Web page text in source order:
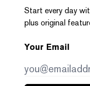
Start every day
plus original
Your Email